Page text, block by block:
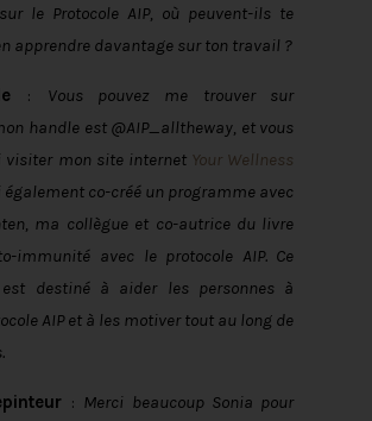
le Protocole AIP, où peuvent-ils te
apprendre davantage sur ton travail ?
: Vous pouvez me trouver sur
handle est @AIP_alltheway, et vous
visiter mon site internet Your Wellness
également co-créé un programme avec
ma collègue et co-autrice du livre
immunité avec le protocole AIP. Ce
est destiné à aider les personnes à
AIP et à les motiver tout au long de
: Merci beaucoup Sonia pour